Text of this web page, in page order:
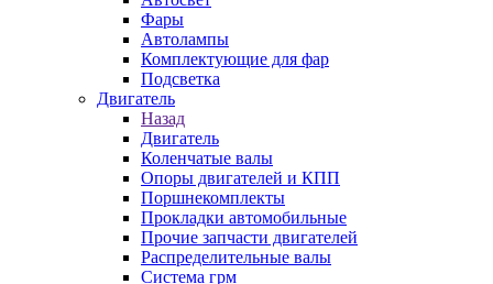
Фары
Автолампы
Комплектующие для фар
Подсветка
Двигатель
Назад
Двигатель
Коленчатые валы
Опоры двигателей и КПП
Поршнекомплекты
Прокладки автомобильные
Прочие запчасти двигателей
Распределительные валы
Система грм